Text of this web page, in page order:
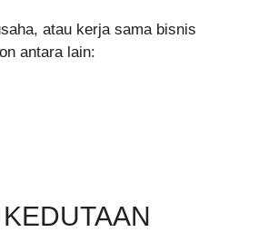
atau kerja sama bisnis
antara lain: